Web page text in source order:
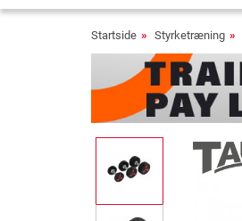
Startside Styrketræning